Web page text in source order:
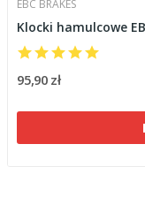
EBC BRAKES
Klocki hamulcowe
95,90 zł